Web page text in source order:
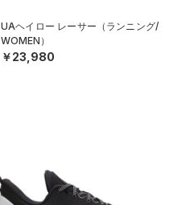
UAヘイロー レーサー（ランニング/
WOMEN）
￥23,980